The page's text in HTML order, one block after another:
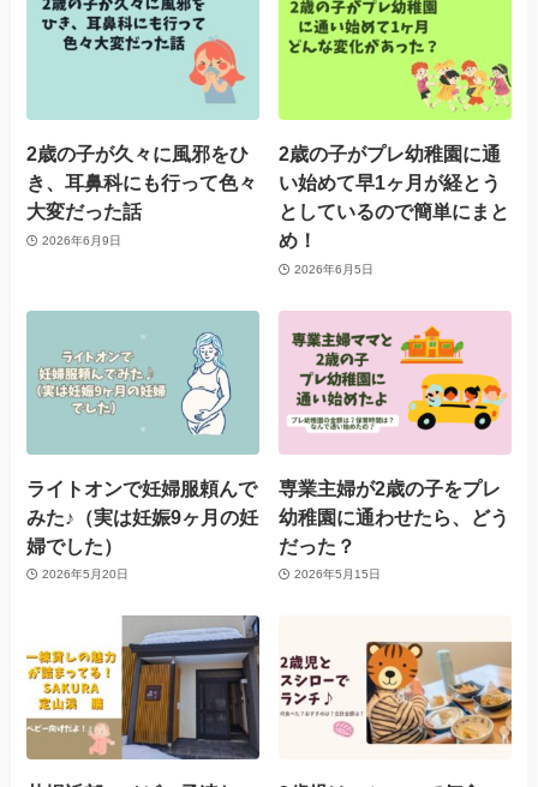
2歳の子が久々に風邪をひ
き、耳鼻科にも行って色々
大変だった話
2026年6月9日
2歳の子がプレ幼稚園に通
い始めて早1ヶ月が経とう
としているので簡単にまと
め！
2026年6月5日
ライトオンで妊婦服頼んで
みた♪（実は妊娠9ヶ月の妊
婦でした）
2026年5月20日
専業主婦が2歳の子をプレ
幼稚園に通わせたら、どう
だった？
2026年5月15日